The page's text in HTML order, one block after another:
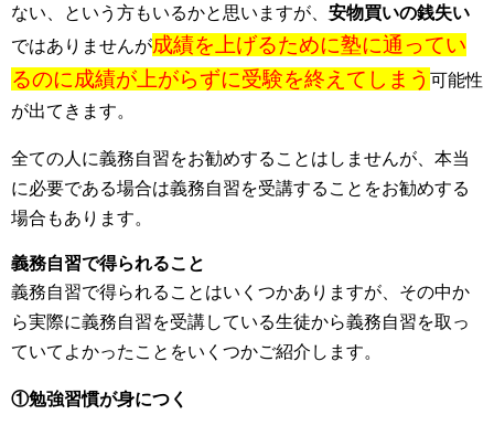
ない、という方もいるかと思いますが、 安物買いの銭失い
ではありませんが成績を上げるために塾に通ってい
るのに成績が上がらずに受験を終えてしまう 可能性
が出てきます。
全ての人に義務自習をお勧めすることはしませんが、本当
に必要である場合は義務自習を受講することをお勧めする
場合もあります。
義務自習で得られること
義務自習で得られることはいくつかありますが、その中か
ら実際に義務自習を受講している生徒から義務自習を取っ
ていてよかったことをいくつかご紹介します。
①勉強習慣が身につく